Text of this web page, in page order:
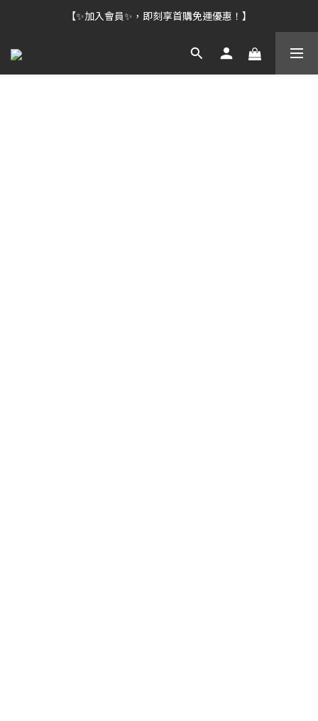
【✨加入會員✨，即刻享首購免運優惠！】